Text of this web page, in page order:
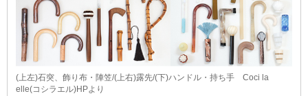
(上左)石突、飾り布・陣笠/(上右)露先/(下)ハンドル・持ち手 Coci la
elle(コシラエル)HPより